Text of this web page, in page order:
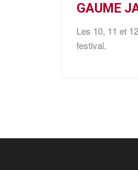
GAUME
Les 10, 11 et
festival.